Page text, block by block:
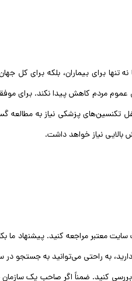
تنها برای بیماران، بلکه برای
مردم کاهش پیدا نکند. برای
تکنسین‌های پزشکی نیاز به
نیاز خواهد داشت.
معتبر مراجعه کنید. پیشنهاد
به راحتی می‌توانید به جستجو
کنید. ضمناً اگر صاحب یک